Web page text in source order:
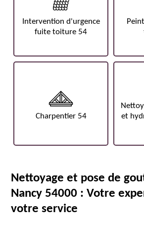
Intervention d'urgence
fuite toiture 54
Charpentier 54
et
Nettoyage et pose de
Nancy 54000 : Votre
votre service